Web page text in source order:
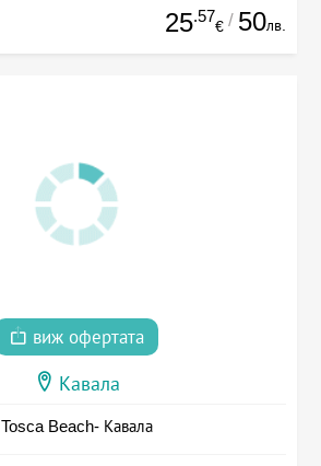
25.57
€ / 50лв.
виж офертата
Кавала
Tosca Beach- Кавала